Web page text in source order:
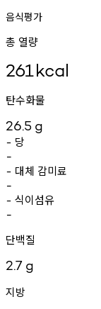
음식평가
총 열량
261kcal
탄수화물
26.5 g
- 당
-
- 대체 감미료
-
- 식이섬유
-
단백질
2.7 g
지방